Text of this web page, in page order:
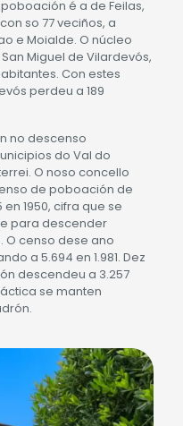
é a de Feilas,
so 77 veciños, a
e Moialde. O núcleo
Miguel de Vilardevós,
Con estes
perdeu a 189
no descenso
do Val do
O noso concello
de poboación de
1950, cifra que se
para descender
O censo dese ano
a 5.694 en 1.981. Dez
descendeu a 3.257
se manten